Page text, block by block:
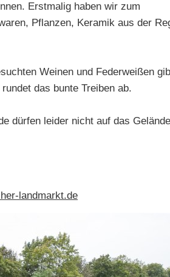
Erstmalig haben wir zum
Pflanzen, Keramik aus der
Weinen und Federweißen
das bunte Treiben ab.
dürfen leider nicht auf das
landmarkt.de